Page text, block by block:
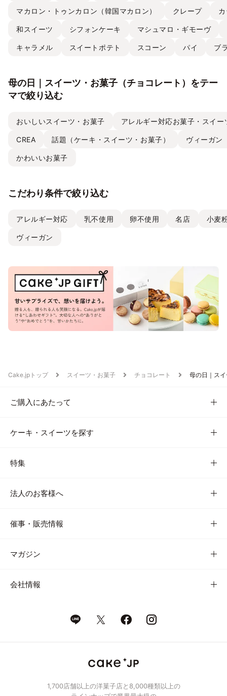
マカロン・トゥンカロン（韓国マカロン） クレープ
和スイーツ シフォンケーキ マシュマロ・ギモーヴ
キャラメル スイートポテト スコーン パイ ブ
母の日｜スイーツ・お菓子（チョコレート）をテー
マで絞り込む
おいしいスイーツ・お菓子 アレルギー対応お菓子・スイー
CREA 話題（ケーキ・スイーツ・お菓子） ヴィーガン
かわいいお菓子
こだわり条件で絞り込む
アレルギー対応 乳不使用 卵不使用 名店 小麦
ヴィーガン
Cake.jpトップ スイーツ・お菓子 チョコレート 母の日｜ス
ご購入にあたって
ケーキ・スイーツを探す
特集
法人のお客様へ
催事・販売情報
マガジン
会社情報
1,700店舗以上の洋菓子店と8,000種類以上の